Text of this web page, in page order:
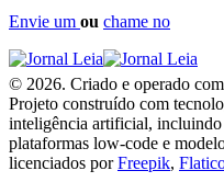
Envie um ou chame no
© 2026. Criado e operado com
Projeto construído com
inteligência artificial,
plataformas low-code e
licenciados porFreepik,